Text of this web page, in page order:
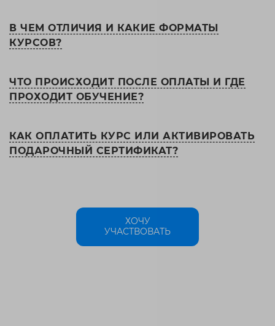
В ЧЕМ ОТЛИЧИЯ И КАКИЕ ФОРМАТЫ
КУРСОВ?
ЧТО ПРОИСХОДИТ ПОСЛЕ ОПЛАТЫ И ГДЕ
ПРОХОДИТ ОБУЧЕНИЕ?
КАК ОПЛАТИТЬ КУРС ИЛИ АКТИВИРОВАТЬ
ПОДАРОЧНЫЙ СЕРТИФИКАТ?
ХОЧУ
УЧАСТВОВАТЬ